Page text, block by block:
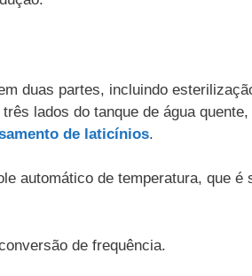
duas partes, incluindo
lados do tanque de água quente,
de laticínios.
automático de temperatura, que é
de frequência.